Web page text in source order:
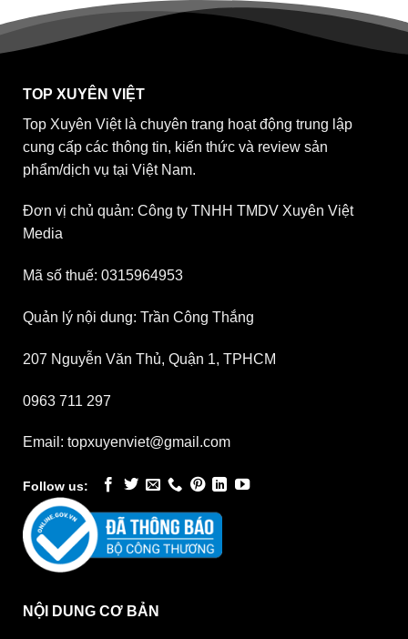
TOP XUYÊN VIỆT
Top Xuyên Việt là chuyên trang hoạt động trung lập
cung cấp các thông tin, kiến thức và review sản
phẩm/dịch vụ tại Việt Nam.
Đơn vị chủ quản: Công ty TNHH TMDV Xuyên Việt
Media
Mã số thuế: 0315964953
Quản lý nội dung: Trần Công Thắng
207 Nguyễn Văn Thủ, Quận 1, TPHCM
0963 711 297
Email: topxuyenviet@gmail.com
Follow us:
NỘI DUNG CƠ BẢN